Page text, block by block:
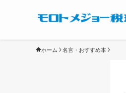
ホーム 名言・おすすめ本